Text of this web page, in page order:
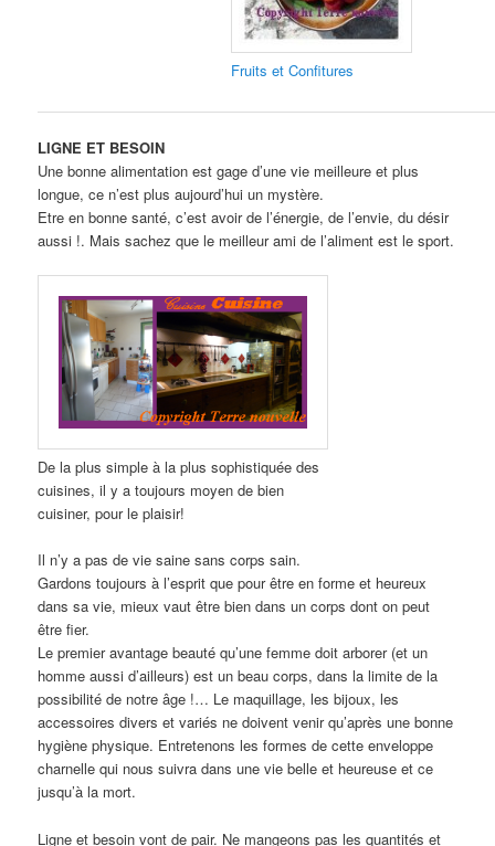
Fruits et Confitures
LIGNE ET BESOIN
Une bonne alimentation est gage d’une vie meilleure et plus
longue, ce n’est plus aujourd’hui un mystère.
Etre en bonne santé, c’est avoir de l’énergie, de l’envie, du désir
aussi !. Mais sachez que le meilleur ami de l’aliment est le sport.
De la plus simple à la plus sophistiquée des
cuisines, il y a toujours moyen de bien
cuisiner, pour le plaisir!
Il n’y a pas de vie saine sans corps sain.
Gardons toujours à l’esprit que pour être en forme et heureux
dans sa vie, mieux vaut être bien dans un corps dont on peut
être fier.
Le premier avantage beauté qu’une femme doit arborer (et un
homme aussi d’ailleurs) est un beau corps, dans la limite de la
possibilité de notre âge !… Le maquillage, les bijoux, les
accessoires divers et variés ne doivent venir qu’après une bonne
hygiène physique. Entretenons les formes de cette enveloppe
charnelle qui nous suivra dans une vie belle et heureuse et ce
jusqu’à la mort.
Ligne et besoin vont de pair. Ne mangeons pas les quantités et